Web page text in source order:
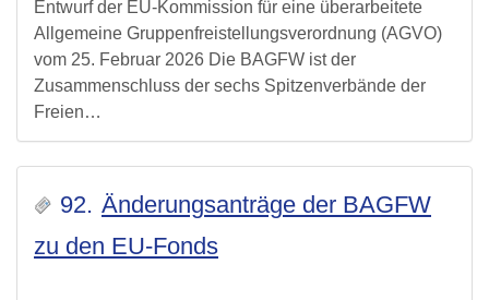
Entwurf der EU-Kommission für eine überarbeitete
Allgemeine Gruppenfreistellungsverordnung (AGVO)
vom 25. Februar 2026 Die BAGFW ist der
Zusammenschluss der sechs Spitzenverbände der
Freien…
92. Änderungsanträge der BAGFW
zu den EU-Fonds